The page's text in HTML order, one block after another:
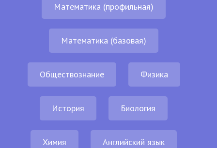
Математика (профильная)
Математика (базовая)
Обществознание Физика
История Биология
Химия Английский язык